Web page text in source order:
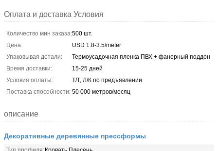
Оплата и доставка Условия
Количество мин заказа:500 шт.
Цена:
USD 1.8-3.5/meter
Упаковывая детали:
Термоусадочная пленка ПВХ + фанерный поддон
Время доставки:
15-25 дней
Условия оплаты:
Т/Т, Л/К по предъявлении
Поставка способности: 50 000 метров/месяц
описание
Декоративные деревянные прессформы